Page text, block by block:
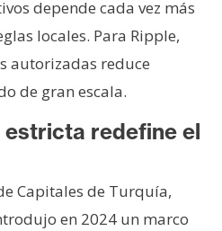
depende cada vez más
locales. Para Ripple,
autorizadas reduce
de gran escala.
estricta redefine el
Capitales de Turquía,
en 2024 un marco